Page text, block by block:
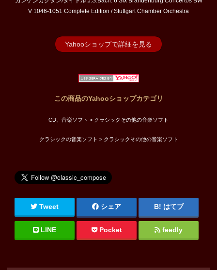
V 1046-1051 Complete Edition / Stuttgart Chamber Orchestra
Yahooショップで詳細を見る
この商品のYahooショップカテゴリ
CD、音楽ソフト > クラシックその他の音楽ソフト
クラシックの音楽ソフト > クラシックその他の音楽ソフト
Tweet シェア はてブ
LINE Pocket feedly